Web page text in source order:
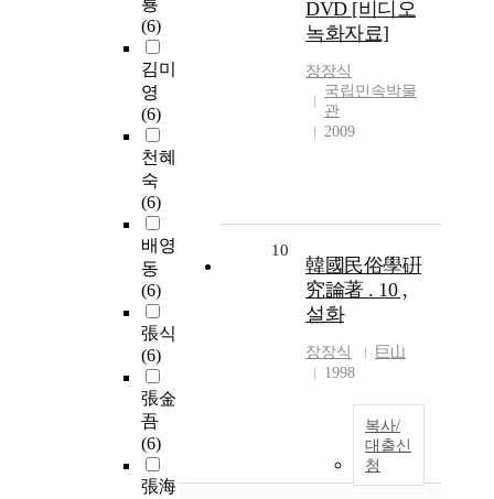
룡
(6)
김미
영
(6)
천혜
숙
(6)
배영
동
(6)
張식
(6)
張金
吾
(6)
張海
DVD [비디오
녹화자료]
장장식
국립민속박물
관
2009
10
韓國民俗學硏
究論著 . 10 ,
설화
장장식
巨山
1998
복사/
대출신
청